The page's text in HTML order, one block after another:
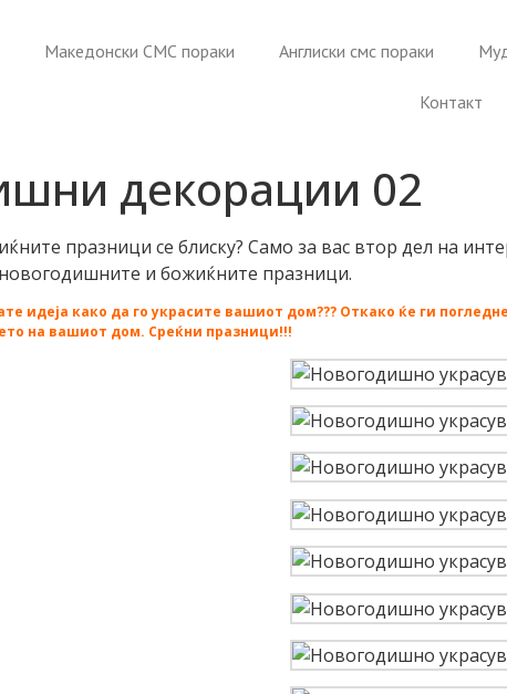
Македонски СМС пораки Англиски смс пораки
Контакт
декорации 02
празници се блиску? Само за вас втор дел на
и божиќните празници.
идеја како да го украсите вашиот дом??? Откако ќе ги
на вашиот дом. Среќни празници!!!